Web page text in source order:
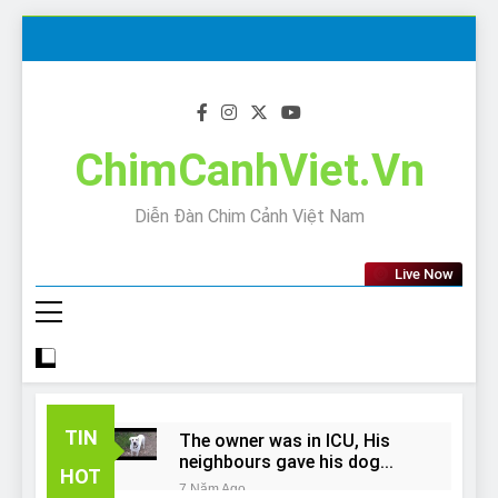
ChimCanhViet.Vn
Diễn Đàn Chim Cảnh Việt Nam
Live Now
TIN
HOT
The owner was in ICU, His
neighbours gave his dog
away!
7 Năm Ago